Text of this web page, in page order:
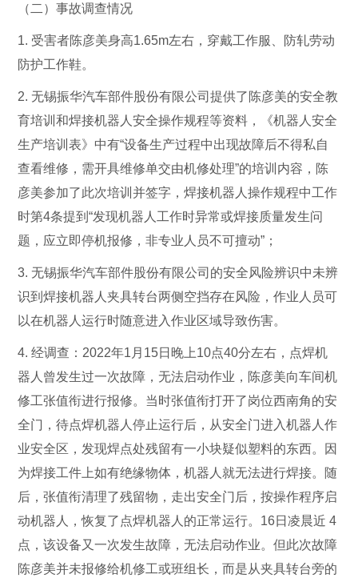
（二）事故调查情况
1. 受害者陈彦美身高1.65m左右，穿戴工作服、防轧劳动
防护工作鞋。
2. 无锡振华汽车部件股份有限公司提供了陈彦美的安全教
育培训和焊接机器人安全操作规程等资料，《机器人安全
生产培训表》中有“设备生产过程中出现故障后不得私自
查看维修，需开具维修单交由机修处理”的培训内容，陈
彦美参加了此次培训并签字，焊接机器人操作规程中工作
时第4条提到“发现机器人工作时异常或焊接质量发生问
题，应立即停机报修，非专业人员不可擅动”；
3. 无锡振华汽车部件股份有限公司的安全风险辨识中未辨
识到焊接机器人夹具转台两侧空挡存在风险，作业人员可
以在机器人运行时随意进入作业区域导致伤害。
4. 经调查：2022年1月15日晚上10点40分左右，点焊机
器人曾发生过一次故障，无法启动作业，陈彦美向车间机
修工张值衔进行报修。当时张值衔打开了岗位西南角的安
全门，待点焊机器人停止运行后，从安全门进入机器人作
业安全区，发现焊点处残留有一小块疑似塑料的东西。因
为焊接工件上如有绝缘物体，机器人就无法进行焊接。随
后，张值衔清理了残留物，走出安全门后，按操作程序启
动机器人，恢复了点焊机器人的正常运行。16日凌晨近 4
点，该设备又一次发生故障，无法启动作业。但此次故障
陈彦美并未报修给机修工或班组长，而是从夹具转台旁的